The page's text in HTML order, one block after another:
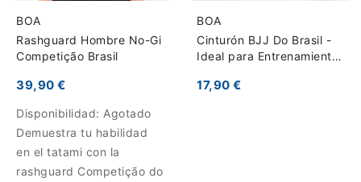
BOA
Rashguard Hombre No-Gi
Competição Brasil
39,90 €
Disponibilidad: Agotado
Demuestra tu habilidad
en el tatami con la
rashguard Competição do
BOA
Cinturón BJJ Do Brasil -
Ideal para Entrenamiento
17,90 €